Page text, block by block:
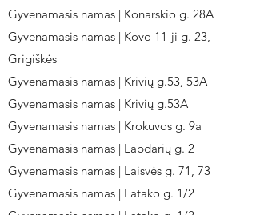
Gyvenamasis namas | Konarskio g. 28A
Gyvenamasis namas | Kovo 11-ji g. 23,
Grigiškės
Gyvenamasis namas | Krivių g.53, 53A
Gyvenamasis namas | Krivių g.53A
Gyvenamasis namas | Krokuvos g. 9a
Gyvenamasis namas | Labdarių g. 2
Gyvenamasis namas | Laisvės g. 71, 73
Gyvenamasis namas | Latako g. 1/2